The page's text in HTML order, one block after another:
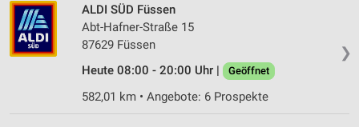
❯
ALDI SÜD Füssen
Abt-Hafner-Straße 15
87629 Füssen
Heute 08:00 - 20:00 Uhr |
Geöffnet
582,01 km • Angebote: 6 Prospekte